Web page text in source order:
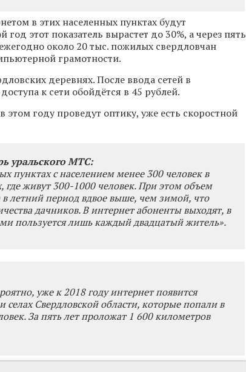
в этих населенных пунктах будут
год этот показатель вырастет до 30%, а через пять
около 20 тыс. пожилых свердловчан
грамотности.
деревнях. После ввода сетей в
к сети обойдётся в 45 рублей.
году проведут оптику, уже есть скоростной
уральского МТС:
пунктах с населением менее 300 человек в
где живут 300-1000 человек. При этом объем
летний период вдвое выше, чем зимой, что
дачников. В интернет абоненты выходят, в
пользуется лишь каждый двадцатый житель».
уже к 2018 году интернет появится
селах Свердловской области, которые попали в
За пять лет проложат 1 600 километров